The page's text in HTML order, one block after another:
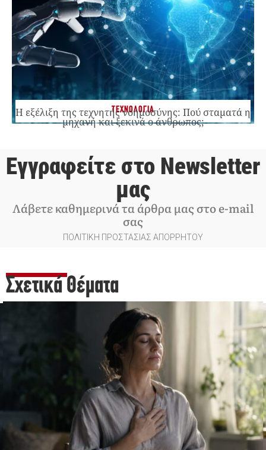
ΤΕΧΝΟΛΟΓΙΑ
Η εξέλιξη της τεχνητής νοημοσύνης: Πού σταματά η
μηχανή και ξεκινά ο άνθρωπος;
Εγγραφείτε στο Newsletter
μας
Λάβετε καθημερινά τα άρθρα μας στο e-mail
σας
ΠΟΛΙΤΙΚΗ ΠΡΟΣΤΑΣΙΑΣ ΑΠΟΡΡΗΤΟΥ
Σχετικά Θέματα